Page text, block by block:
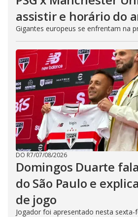
assistir e horário do
Gigantes europeus se enfrentam na
DO R7/07/08/2026
Domingos Duarte
do São Paulo e
de jogo
Jogador foi apresentado nesta sexta-